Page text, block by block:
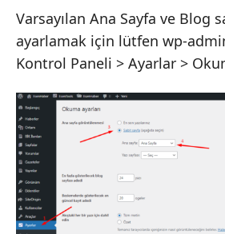
Varsayılan Ana Sayfa ve Blog
ayarlamak için lütfen wp-
Kontrol Paneli > Ayarlar >